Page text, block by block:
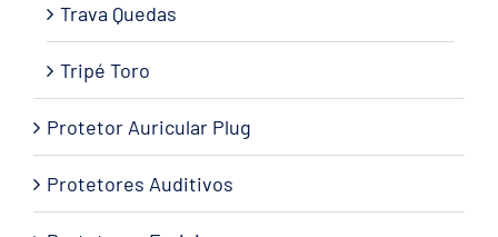
Trava Quedas
Tripé Toro
Protetor Auricular Plug
Protetores Auditivos